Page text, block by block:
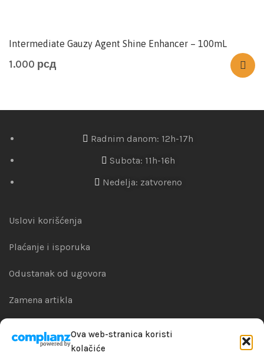
Ova web-stranica koristi
kolačiće
Intermediate Gauzy Agent Shine Enhancer – 100mL
1.000 рсд
Radnim danom: 12h-17h
Subota: 11h-16h
Nedelja: zatvoreno
Uslovi korišćenja
Plaćanje i isporuka
Odustanak od ugovora
Zamena artikla
Politika privatnosti